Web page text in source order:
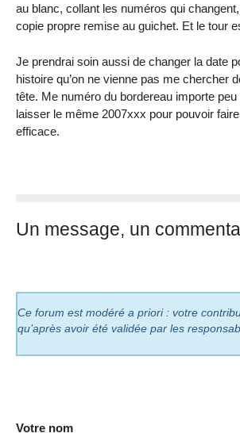
au blanc, collant les numéros qui
copie propre remise au guichet. Et le tour
Je prendrai soin aussi de changer la date
histoire qu’on ne vienne pas me chercher
tête. Me numéro du bordereau importe
laisser le même 2007xxx pour pouvoir
efficace.
Un message, un
Ce forum est modéré a priori : votre
qu’après avoir été validée par les
Votre nom